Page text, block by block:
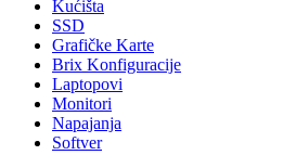
Kućišta
SSD
Grafičke Karte
Brix Konfiguracije
Laptopovi
Monitori
Napajanja
Softver